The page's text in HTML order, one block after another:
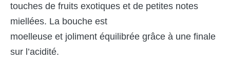
touches de fruits exotiques et de petites notes
miellées. La bouche est
moelleuse et joliment équilibrée grâce à une finale
sur l’acidité.